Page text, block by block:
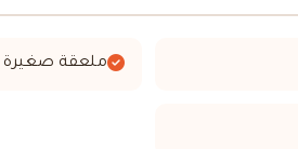
ملعقة